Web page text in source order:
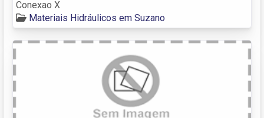
Conexao X
Materiais Hidráulicos em Suzano